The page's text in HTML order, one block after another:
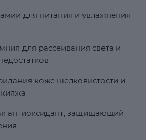
для питания и увлажнения
для рассеивания света и
коже шелковистости и
антиоксидант, защищающий